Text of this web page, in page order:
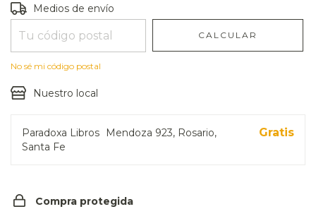
Entregas para el CP:
Medios de envío
CALCULAR
No sé mi código postal
Nuestro local
Paradoxa Libros
Mendoza 923, Rosario,
Santa Fe
Gratis
Compra protegida